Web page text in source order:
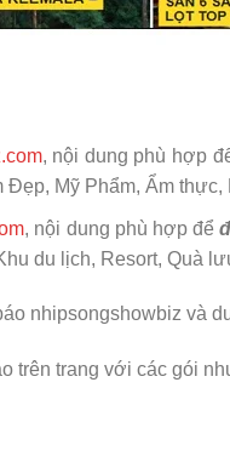
, nội dung phù hợp
Đẹp, Mỹ Phẩm, Ẩm
, nội dung phù hợp để
du lịch, Resort, Quà
trên trang với các gói